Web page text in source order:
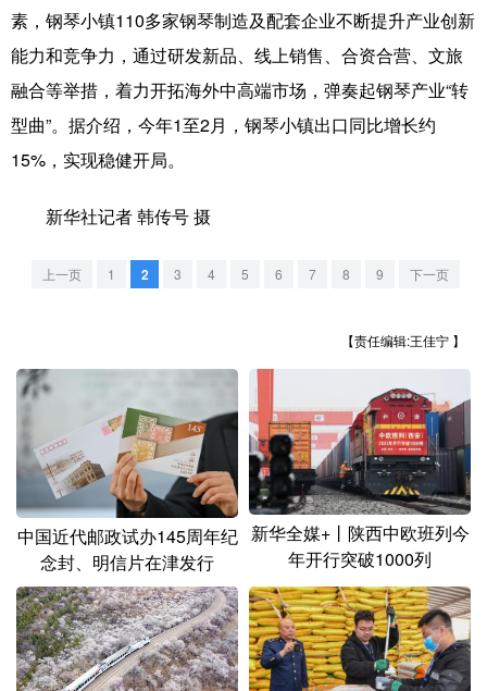
地方频道
河北 山西
辽宁
西藏
宁夏
内蒙古 黑龙江
多语种频道
English Español Français عربى
Русский язык 日本語 한국어
Deutsch Português
素，钢琴小镇110多家钢琴制造及配套企业不断提升产业创新
能力和竞争力，通过研发新品、线上销售、合资合营、文旅
融合等举措，着力开拓海外中高端市场，弹奏起钢琴产业“转
型曲”。据介绍，今年1至2月，钢琴小镇出口同比增长约
15%，实现稳健开局。
新华社记者 韩传号 摄
上一页 1 2 3 4 5 6 7 8 9 下一页
【责任编辑:王佳宁 】
中国近代邮政试办145周年纪
念封、明信片在津发行
新华全媒+丨陕西中欧班列今
年开行突破1000列